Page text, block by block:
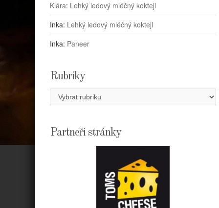
Klára: Lehký ledový mléčný koktejl
Inka: Lehký ledový mléčný koktejl
Inka: Paneer
Rubriky
Rubriky
Partneři stránky